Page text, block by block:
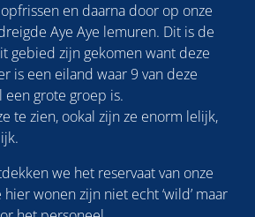
en daarna door op onze
Aye Aye lemuren. Dit is de
gebied zijn gekomen want deze
is een eiland waar 9 van deze
een grote groep is.
te zien, ookal zijn ze enorm lelijk,
we het reservaat van onze
wonen zijn niet echt ‘wild’ maar